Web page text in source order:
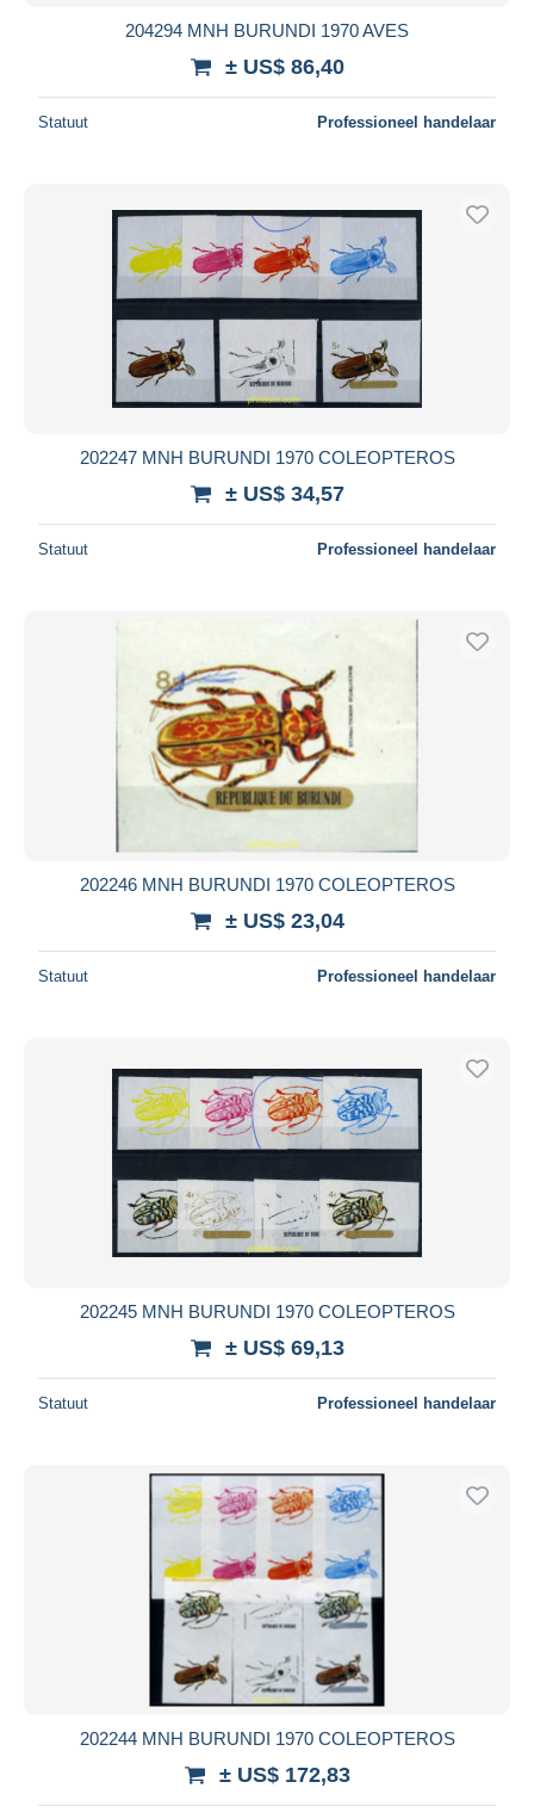
204294 MNH BURUNDI 1970 AVES
± US$ 86,40
Statuut Professioneel handelaar
202247 MNH BURUNDI 1970 COLEOPTEROS
± US$ 34,57
Statuut Professioneel handelaar
202246 MNH BURUNDI 1970 COLEOPTEROS
± US$ 23,04
Statuut Professioneel handelaar
202245 MNH BURUNDI 1970 COLEOPTEROS
± US$ 69,13
Statuut Professioneel handelaar
202244 MNH BURUNDI 1970 COLEOPTEROS
± US$ 172,83